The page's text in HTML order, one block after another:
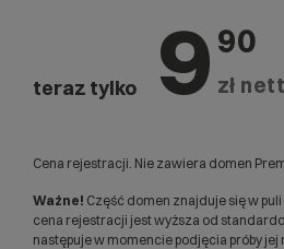
teraz tylko 9 90
zł
Cena rejestracji. Nie zawiera domen
Ważne! Część domen znajduje się w
cena rejestracji jest wyższa od
następuje w momencie podjęcia próby